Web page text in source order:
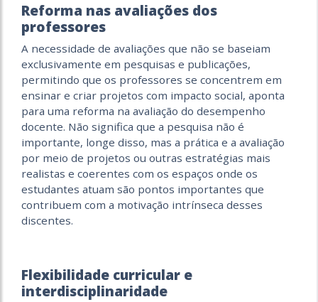
Reforma nas avaliações dos
professores
A necessidade de avaliações que não se baseiam
exclusivamente em pesquisas e publicações,
permitindo que os professores se concentrem em
ensinar e criar projetos com impacto social, aponta
para uma reforma na avaliação do desempenho
docente. Não significa que a pesquisa não é
importante, longe disso, mas a prática e a avaliação
por meio de projetos ou outras estratégias mais
realistas e coerentes com os espaços onde os
estudantes atuam são pontos importantes que
contribuem com a motivação intrínseca desses
discentes.
Flexibilidade curricular e
interdisciplinaridade